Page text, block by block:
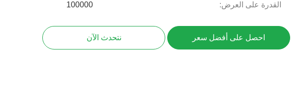
القدرة على العرض: 100000
احصل على أفضل سعر نتحدث الآن